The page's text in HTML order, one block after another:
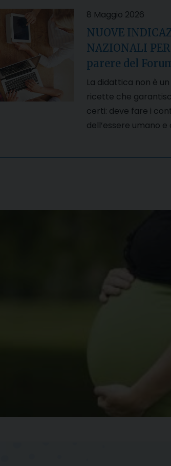
8 Maggio 2026
NUOVE
NAZIONALI
parere del
La didattica non è
ricette che
certi: deve fare i
dell’essere umano e